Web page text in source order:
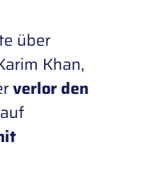
über
Khan,
verlor den